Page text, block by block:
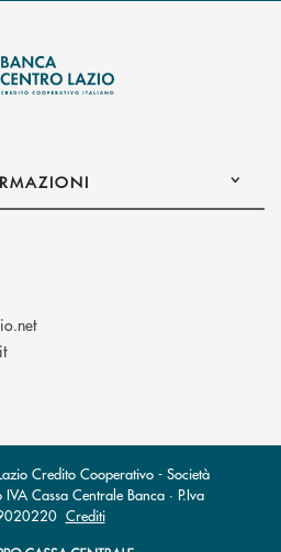
(si apre l’app di posta
(si apre l’app di posta elettronica)
Credito Cooperativo - Società
Cassa Centrale Banca · P.Iva
Crediti